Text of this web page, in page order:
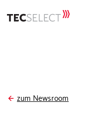
zum Newsroom